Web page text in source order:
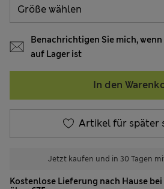
Benachrichtigen Sie mich,
auf Lager ist
In den
Artikel für später
Jetzt kaufen und in 30 Tagen
Kostenlose Lieferung nach Hause